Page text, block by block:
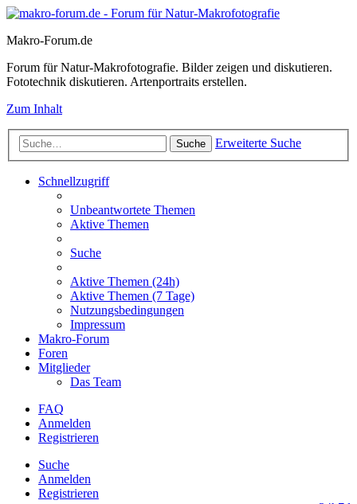
Makro-Forum.de
Forum für Natur-Makrofotografie. Bilder zeigen und diskutieren.
Fototechnik diskutieren. Artenportraits erstellen.
Zum Inhalt
Suche Erweiterte Suche
Schnellzugriff
Unbeantwortete Themen
Aktive Themen
Suche
Aktive Themen (24h)
Aktive Themen (7 Tage)
Nutzungsbedingungen
Impressum
Makro-Forum
Foren
Mitglieder
Das Team
FAQ
Anmelden
Registrieren
Suche
Anmelden
Registrieren